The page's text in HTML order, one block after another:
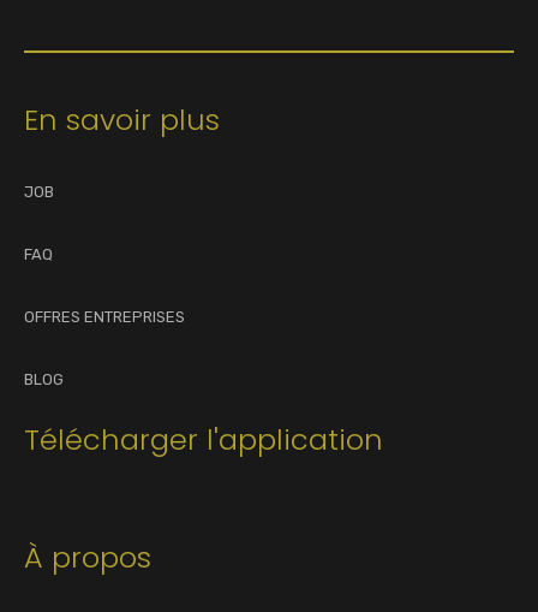
En savoir plus
JOB
FAQ
OFFRES ENTREPRISES
BLOG
Télécharger l'application
À propos